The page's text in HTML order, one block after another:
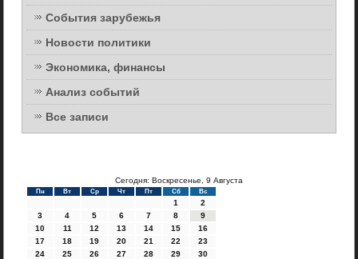
События зарубежья
Новости политики
Экономика, финансы
Анализ событий
Все записи
Сегодня: Воскресенье, 9 Августа
Пн Вт Ср Чт Пт Сб Вс
1
2
3
4 5 6 7 8
9
10
11 12 13 14 15
16
17
18 19 20 21 22
23
24
25 26 27 28 29
30